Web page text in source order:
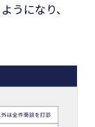
うになり、